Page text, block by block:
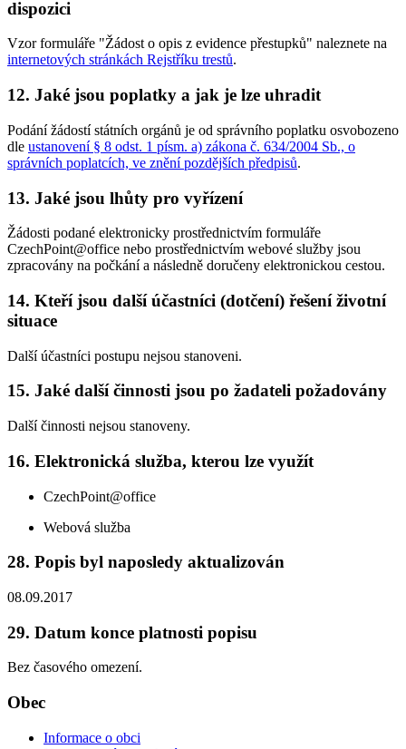
dispozici
Vzor formuláře "Žádost o opis z evidence přestupků" naleznete na
internetových stránkách Rejstříku trestů.
12. Jaké jsou poplatky a jak je lze uhradit
Podání žádostí státních orgánů je od správního poplatku osvobozeno
dle ustanovení § 8 odst. 1 písm. a) zákona č. 634/2004 Sb., o
správních poplatcích, ve znění pozdějších předpisů.
13. Jaké jsou lhůty pro vyřízení
Žádosti podané elektronicky prostřednictvím formuláře
CzechPoint@office nebo prostřednictvím webové služby jsou
zpracovány na počkání a následně doručeny elektronickou cestou.
14. Kteří jsou další účastníci (dotčení) řešení životní
situace
Další účastníci postupu nejsou stanoveni.
15. Jaké další činnosti jsou po žadateli požadovány
Další činnosti nejsou stanoveny.
16. Elektronická služba, kterou lze využít
CzechPoint@office
Webová služba
28. Popis byl naposledy aktualizován
08.09.2017
29. Datum konce platnosti popisu
Bez časového omezení.
Obec
Informace o obci